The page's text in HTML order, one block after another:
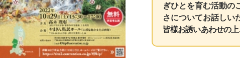
ぎひとを育む活動の
さについてお話しい
皆様お誘いあわせの